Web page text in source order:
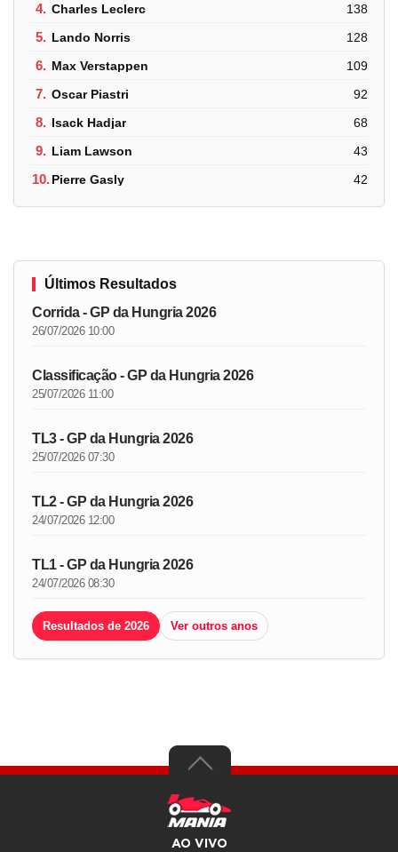
4. Charles Leclerc 138
5. Lando Norris 128
6. Max Verstappen 109
7. Oscar Piastri 92
8. Isack Hadjar 68
9. Liam Lawson 43
10.Pierre Gasly 42
Últimos Resultados
Corrida - GP da Hungria 2026
26/07/2026 10:00
Classificação - GP da Hungria 2026
25/07/2026 11:00
TL3 - GP da Hungria 2026
25/07/2026 07:30
TL2 - GP da Hungria 2026
24/07/2026 12:00
TL1 - GP da Hungria 2026
24/07/2026 08:30
Resultados de 2026 Ver outros anos
AO VIVO